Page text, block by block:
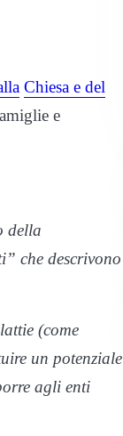
Chiesa e del
e
della
che descrivono
(come
un potenziale
agli enti